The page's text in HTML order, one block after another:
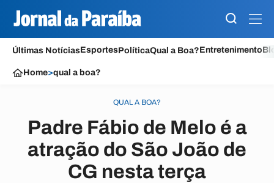
Últimas NotíciasEsportesPolíticaQual a Boa?Entretenimento
Home>qual a boa?
QUAL A BOA?
Padre Fábio de Melo é a
atração do São João de
CG nesta terça